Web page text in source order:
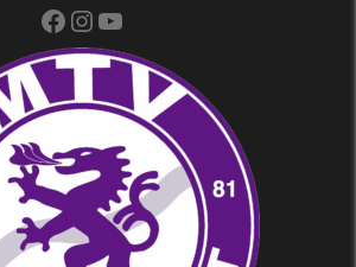
Facebook Instagram YouTube